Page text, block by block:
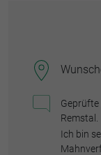
Remstal.
Ich bin